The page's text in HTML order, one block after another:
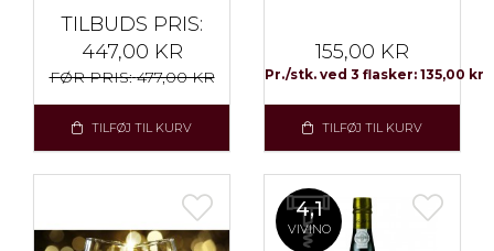
TILBUDS PRIS:
447,00 KR
FØR PRIS: 477,00 KR
TILFØJ TIL KURV
155,00 KR
Pr./stk. ved 3 flasker: 135,00 kr
TILFØJ TIL KURV
4,1
VIVINO